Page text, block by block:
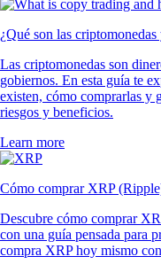
¿Qué son las
Las criptomonedas son
gobiernos. En esta guía te
existen, cómo comprarlas y
riesgos y beneficios.
Learn more
Cómo comprar XRP
Descubre cómo comprar
con una guía pensada para
compra XRP hoy mismo